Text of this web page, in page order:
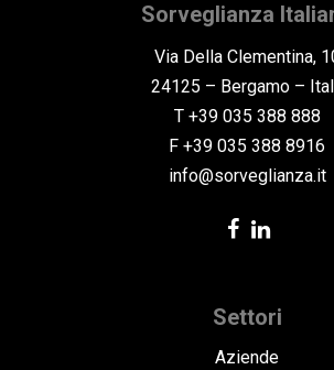
Sorveglianza
Via Della Clementina,
24125 – Bergamo –
T +39 035 388 888
F +39 035 388 8916
info@sorveglianza.it
Settori
Aziende